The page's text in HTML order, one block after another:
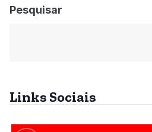
Pesquisar
Links Sociais